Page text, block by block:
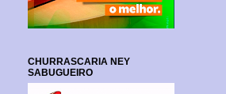
CHURRASCARIA NEY
SABUGUEIRO